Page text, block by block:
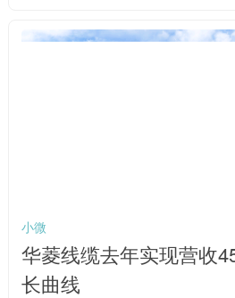
请联系删除 AEC指出，随着国际
小微
华菱线缆去年实现营收
长曲线